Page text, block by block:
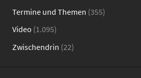
Termine und Themen (355)
Video (1.095)
Zwischendrin (22)